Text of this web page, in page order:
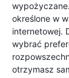
określone w
internetowej.
wybrać
otrzymasz